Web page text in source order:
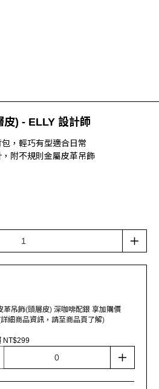
皮) - ELLY 設計師
，輕巧有型適合日常
附不規則金屬皮革吊飾
NT$299
革吊飾(頭層皮) 深咖啡配銀 享加購價
細商品資訊，請至商品頁了解)